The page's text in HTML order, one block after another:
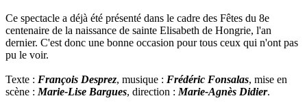
Ce spectacle a déjà été présenté dans le cadre des Fêtes du 8e
centenaire de la naissance de sainte Elisabeth de Hongrie, l'an
dernier. C'est donc une bonne occasion pour tous ceux qui n'ont pas
pu le voir.
Texte : François Desprez, musique : Frédéric Fonsalas, mise en
scène : Marie-Lise Bargues, direction : Marie-Agnès Didier.